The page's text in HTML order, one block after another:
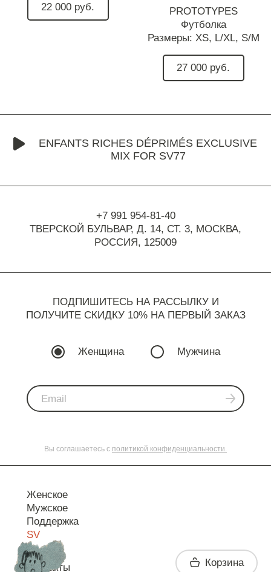
22 000 руб.
PROTOTYPES
Футболка
Размеры: XS, L/XL, S/M
27 000 руб.
ENFANTS RICHES DÉPRIMÉS EXCLUSIVE
MIX FOR SV77
+7 991 954-81-40
ТВЕРСКОЙ БУЛЬВАР, Д. 14, СТ. 3, МОСКВА,
РОССИЯ, 125009
ПОДПИШИТЕСЬ НА РАССЫЛКУ И
ПОЛУЧИТЕ СКИДКУ 10% НА ПЕРВЫЙ ЗАКАЗ
Женщина Мужчина
Вы соглашаетесь с политикой конфиденциальности.
Женское
Мужское
Поддержка
SV
Контакты Корзина